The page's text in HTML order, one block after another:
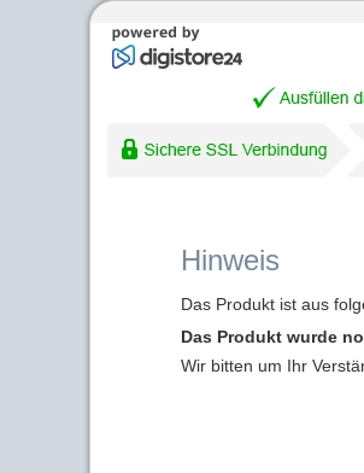
Hinweis
Das Produkt ist aus
Das Produkt wurde
Wir bitten um Ihr